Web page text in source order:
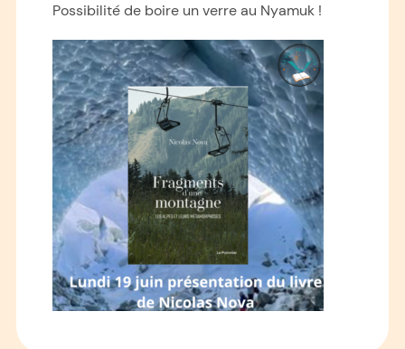
Possibilité de boire un verre au Nyamuk !